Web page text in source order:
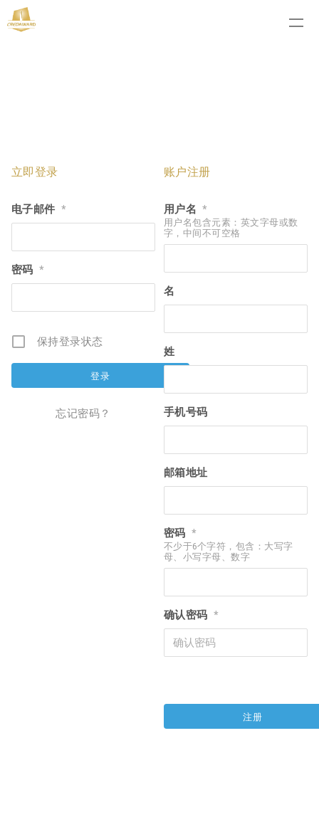
立即登录
电子邮件 *
密码 *
保持登录状态
忘记密码？
账户注册
用户名 *
用户名包含元素：英文字母或数
字，中间不可空格
名
姓
手机号码
邮箱地址
密码 *
不少于6个字符，包含：大写字
母、小写字母、数字
确认密码 *